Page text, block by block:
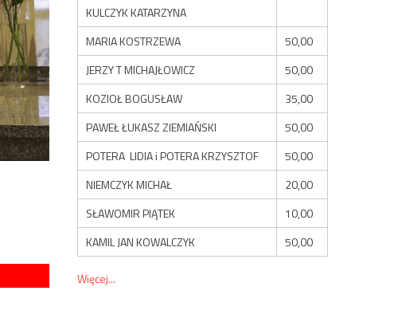
KULCZYK KATARZYNA
MARIA KOSTRZEWA
50,00
JERZY T MICHAJŁOWICZ
50,00
KOZIOŁ BOGUSŁAW
35,00
PAWEŁ ŁUKASZ ZIEMIAŃSKI
50,00
POTERA LIDIA i POTERA KRZYSZTOF
50,00
NIEMCZYK MICHAŁ
20,00
SŁAWOMIR PIĄTEK
10,00
KAMIL JAN KOWALCZYK
50,00
Więcej...